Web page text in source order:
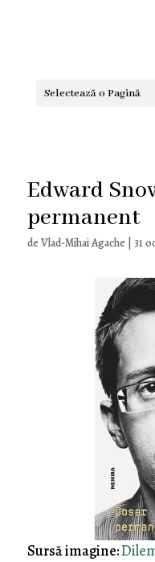
Selectează o Pagină
Edward
permanent
de Vlad-Mihai Agache 31
Sursă imagine: